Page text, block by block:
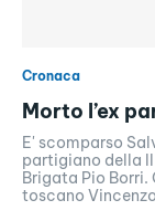
Cronaca
Morto l’ex
E' scomparso
partigiano della II
Brigata Pio
toscano